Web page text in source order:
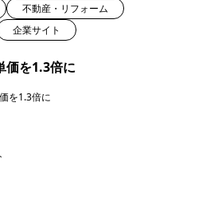
不動産・リフォーム
企業サイト
価を1.3倍に
を1.3倍に